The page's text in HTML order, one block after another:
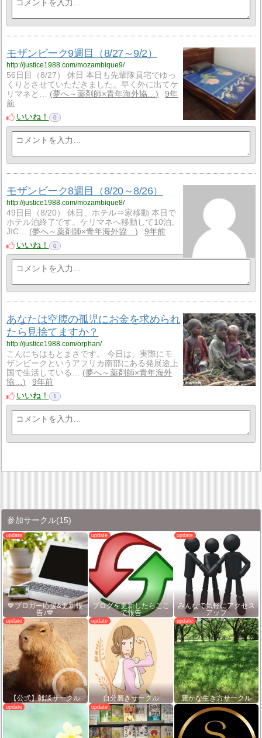
モザンビーク9週目（8/27～9/2）
http://justice1988.com/mozambique9/
56日目（8/27） 休日 本日も先輩隊員宅でゆっ
くりとさせていただきました。早く外に出てケ
リマネと…
夢へ～薬剤師×青年海外協…
9年
前
いいね！
0
モザンビーク8週目（8/20～8/26）
http://justice1988.com/mozambique8/
49日目（8/20） 休日、ホテル⇒家移動 本日で
ホテル泊終了です。ケリマネへ移動して10泊。
JIC…
夢へ～薬剤師×青年海外協…
9年前
いいね！
0
あなたは空腹の孤児にお金を求められ
たら見捨てますか？
http://justice1988.com/orphan/
こんにちはもとまさです。 今日は、実際にモ
ザンビークというアフリカ南部にある発展途上
国で生活している…
夢へ～薬剤師×青年海外
協…
9年前
いいね！
1
参加サークル(15)
💙ブロガー応援&更新報
告♪💙
ブログを更新したらここ
で報告
みんなで気軽にアクセス
アップ
【公式】雑談サークル 自分磨きサークル 豊かな生き方サークル